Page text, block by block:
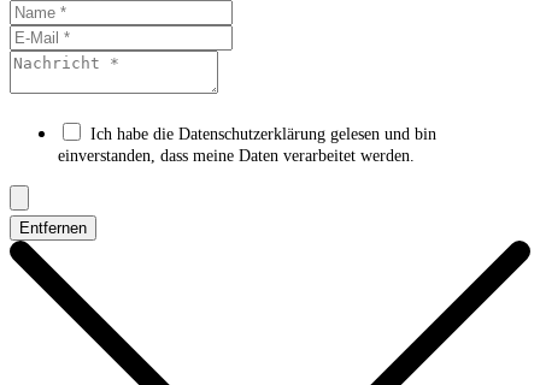
Ich habe die Datenschutzerklärung gelesen und bin
einverstanden, dass meine Daten verarbeitet werden.
Entfernen